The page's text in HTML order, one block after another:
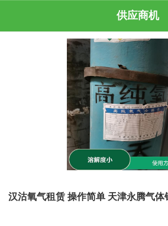
供应商机
汉沽氧气租赁 操作简单 天津永腾气体